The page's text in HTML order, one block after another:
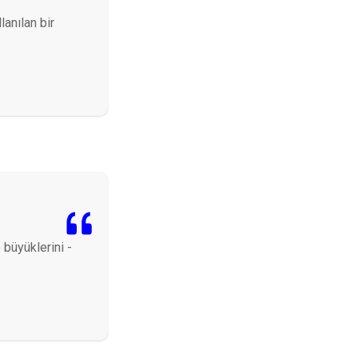
bir
büyüklerini -